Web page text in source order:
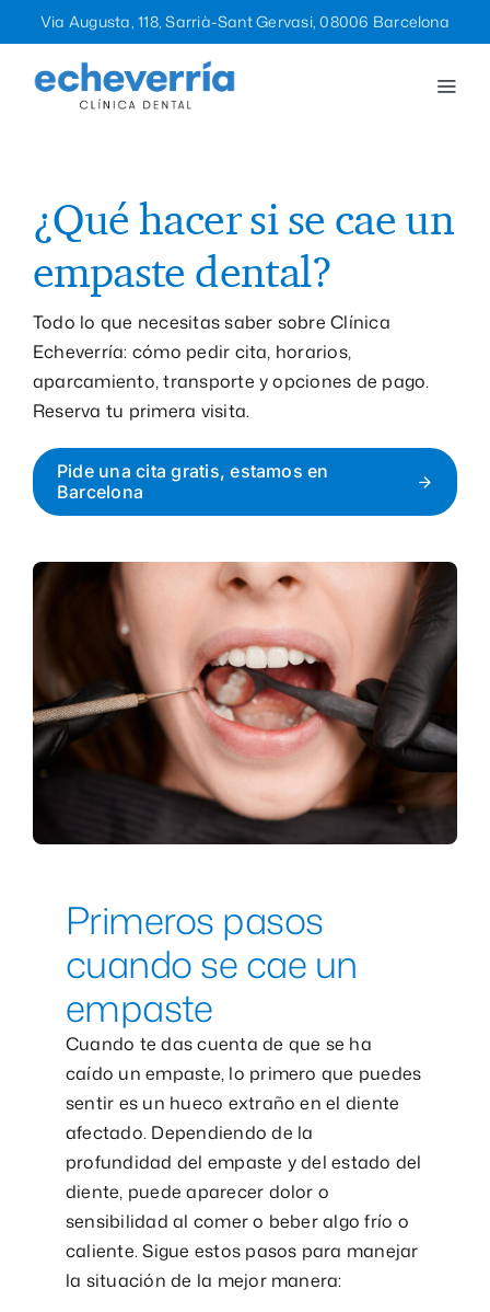
Saltar
al
contenido
Via Augusta, 118, Sarrià-Sant Gervasi, 08006 Barcelona
La clínica
Equipo
Blog
Contacto
932 12 47 96
1ª Cita Gratis
¿Qué hacer si se cae un
empaste dental?
Todo lo que necesitas saber sobre Clínica
Echeverría: cómo pedir cita, horarios,
aparcamiento, transporte y opciones de pago.
Reserva tu primera visita.
Pide una cita gratis, estamos en
Barcelona
Primeros pasos
cuando se cae un
empaste
Cuando te das cuenta de que se ha
caído un empaste, lo primero que puedes
sentir es un hueco extraño en el diente
afectado. Dependiendo de la
profundidad del empaste y del estado del
diente, puede aparecer dolor o
sensibilidad al comer o beber algo frío o
caliente. Sigue estos pasos para manejar
la situación de la mejor manera: